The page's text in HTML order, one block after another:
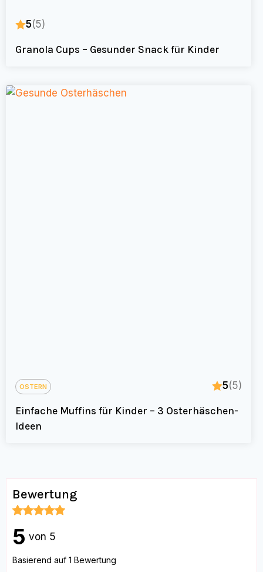
5(5)
Granola Cups – Gesunder Snack für Kinder
OSTERN 5(5)
Einfache Muffins für Kinder – 3 Osterhäschen-
Ideen
Bewertung
5 von 5
Basierend auf 1 Bewertung